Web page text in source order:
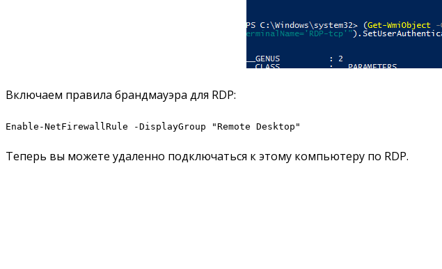
Включаем правила брандмауэра для RDP:
Enable-NetFirewallRule -DisplayGroup "Remote Desktop"
Теперь вы можете удаленно подключаться к этому компьютеру по RDP.